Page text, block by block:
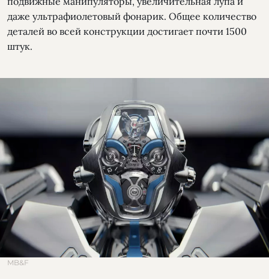
даже ультрафиолетовый фонарик. Общее количество
деталей во всей конструкции достигает почти 1500
штук.
MB&F